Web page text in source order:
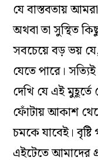
যে বাস্তবতায়
অথবা তা সুস্থিত
সবচেয়ে বড় ভয়
যেতে পারে।
দেখি যে এই মুহূর্তে
ফোঁটায় আকাশ
চমকে যাবেই।
এইটেতে আমাদের